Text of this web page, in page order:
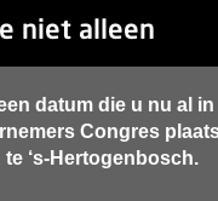
niet alleen
datum die u nu al
Congres
‘s-Hertogenbosch.